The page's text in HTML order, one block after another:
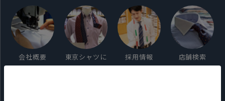
会社概要
東京シャツに
ついて
採用情報 店舗検索